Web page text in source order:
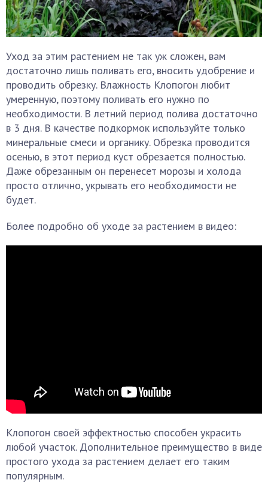
Уход за этим растением не так уж сложен, вам
достаточно лишь поливать его, вносить удобрение и
проводить обрезку. Влажность Клопогон любит
умеренную, поэтому поливать его нужно по
необходимости. В летний период полива достаточно
в 3 дня. В качестве подкормок используйте только
минеральные смеси и органику. Обрезка проводится
осенью, в этот период куст обрезается полностью.
Даже обрезанным он перенесет морозы и холода
просто отлично, укрывать его необходимости не
будет.
Более подробно об уходе за растением в видео:
Клопогон своей эффектностью способен украсить
любой участок. Дополнительное преимущество в виде
простого ухода за растением делает его таким
популярным.